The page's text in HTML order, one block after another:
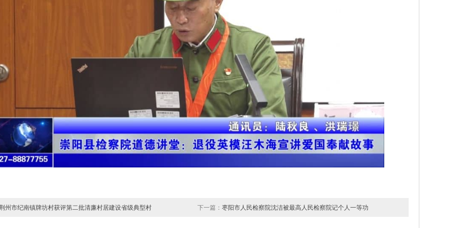
州市纪南镇牌坊村获评第二批清廉村居建设省级典型村 下一篇： 枣阳市人民检察院沈洁被最高人民检察院记个人一等功